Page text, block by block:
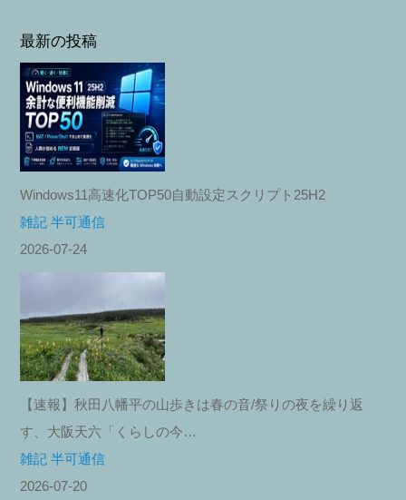
最新の投稿
Windows11高速化TOP50自動設定スクリプト25H2
雑記 半可通信
2026-07-24
【速報】秋田八幡平の山歩きは春の音/祭りの夜を繰り返
す、大阪天六「くらしの今…
雑記 半可通信
2026-07-20